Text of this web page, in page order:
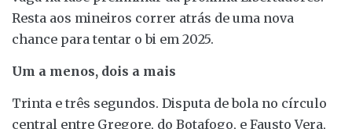
Resta aos mineiros correr atrás de uma nova
chance para tentar o bi em 2025.
Um a menos, dois a mais
Trinta e três segundos. Disputa de bola no círculo
central entre Gregore, do Botafogo, e Fausto Vera,